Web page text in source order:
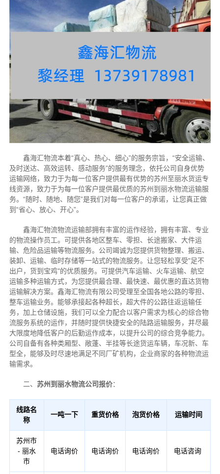
鑫海汇物流本着“真心、热心、细心”的服务宗旨，“安全运输、
及时送达、高效运转、感动服务”的服务理念，依托公司自身优势
运输网络，致力于为每一位客户提供最有优势的苏州至丽水货运专
线资源，致力于为每一位客户提供最优质的苏州到丽水物流运输服
务。“随时、随地、随您”是我们对每一位客户的承诺，让您真正做
到“省心、放心、开心”。
鑫海汇物流物流运输部拥有丰富的运作经验，拥有丰富、专业
的物流操作员工。可提供各地区整车、零担、长途搬家、大件运
输、危险品运输等物流服务。公司竭诚为您提供货物整理、搬运、
装卸、运输、临时存储等一站式的物流服务。让您轻松享受"足不
出户，货到宝鸡"的优质服务。可提供汽车运输、火车运输、航空
运输多种运输方式，为您提供最合理、最快速、最优惠的直达货物
运输解决方案。鑫海汇物流有限公司受理至全国各地公路的零担、
整车运输业务。能够承接起各种超长，超大件的公路往返运输任
务，加上仓储设施，我们可以全力配合以客户需求为核心的综合物
流服务系统的运作，并随时提供快捷安全的陆路运输服务，并尽最
大限度地降低客户的后勤运作成本，以提升公司的综合竞争能力。
公司自备有各种类厢型、敞蓬、半挂等长途货运车辆，车况新、车
型全，能够及时尽速地满足不同厂矿机构，企业商家的各种物流运
输需求。
二、 苏州到丽水物流公司报价：
线路名
称
一吨一下 重货价格 泡货价格 运输时间
苏州市
- 丽水
市
电话询价 电话询价 电话询价 电话咨询